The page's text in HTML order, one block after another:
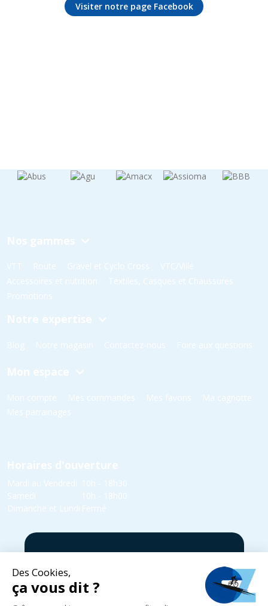
Visiter notre page Facebook
Nos gammes
VTT Route Gravel et Cyclo Cross
VTC/Ville
Accessoires et nutrition
Textiles, Casques et Chaussures
Promotions
Notre expertise
Blog Notre magasin Contactez-nous Foire aux questions
Mon espace
Mon compte Mes commandes Mes favoris
Ma cagnotte
Mes parrainages
Horaires d'ouverture
Mardi au Vendredi
10h - 18h30
Samedi
10h - 18h00
Dimanche et Lundi Fermé
5 rue Yvonne Edmond Foinant,
08000 Villers-Semeuse
03 24 52 05 87